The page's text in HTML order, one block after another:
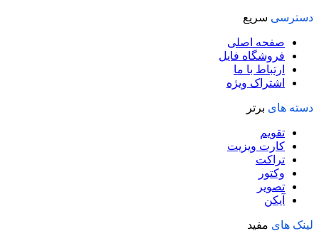
دسترسی سریع
صفحه اصلی
فروشگاه فایل
ارتباط با ما
اشتراک ویژه
دسته های برتر
تقویم
کارت ویزیت
تراکت
وکتور
تصویر
آیکن
لینک های مفید